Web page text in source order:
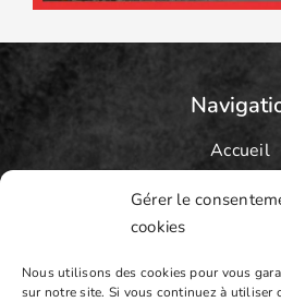
Gérer le
cookies
Nous utilisons des cookies pour vous
sur notre site. Si vous continuez à utiliser
Accueil
C2M53
Contact